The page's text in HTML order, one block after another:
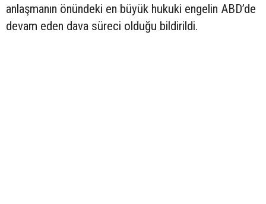
anlaşmanın önündeki en büyük hukuki engelin ABD’de
devam eden dava süreci olduğu bildirildi.